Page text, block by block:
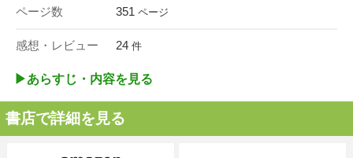
ページ数 351 ページ
感想・レビュー 24 件
▶︎あらすじ・内容を見る
書店で詳細を見る